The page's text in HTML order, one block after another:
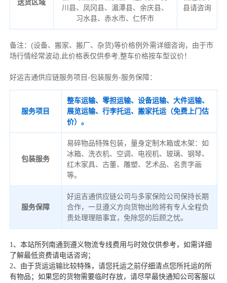
送货区域
川县、凤冈县、湄潭县、余庆县、
习水县、赤水市、仁怀市
县请咨询
备注： (设备、搬家、搬厂、杂货)等价格例外需详细咨询，由于市
场行情经常波动,此价格表仅供参考,整车价格按车型议价！
好运吉通供应链服务项目-包装服务-服务保障：
服务项目
整车运输、零担运输、设备运输、大件运输、
展览运输、行李托运、搬家托运（免费上门估
价）。
包装服务
易碎物品特殊包装，量身定制木箱或木架：如
冰箱、洗衣机、空调、电视机、玻璃、钢琴、
红木家具、古董、雕塑、艺术品、名贵字画
等。
服务保障
好运吉通供应链公司与多家保险公司保持长期
合作，一旦遵义方向货物出险将有专人全程负
责处理理赔事宜，免除您的后顾之忧。
1、本站所列南通到遵义物流专线费用与时效仅供参考，如需详细
了解最低资费请电话咨询；
2、由于货运运输比较特殊，请您托运之前仔细清点您所托运的所
有物品；如果您的货物需要临时存放，请尽早最快通知公司客服以